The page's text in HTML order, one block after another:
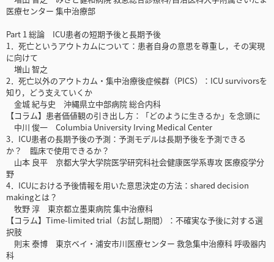
医療センター 集中治療部
Part 1 総論 ICU患者の短期予後と長期予後
1．死亡というアウトカムについて：患者自身の意思を尊重し，その実現
に向けて
増山 智之
2．死亡以外のアウトカム・集中治療後症候群（PICS）：ICU survivorsを
知り，どう支えていくか
金城 紀与史 沖縄県立中部病院 総合内科
【コラム】患者価値観の引き出し方：「どのように生きるか」を念頭に
中川 俊一 Columbia University Irving Medical Center
3．ICU患者の長期予後の予測：予測モデルは長期予後を予測できる
か？ 臨床で使用できるか？
山本 良平 京都大学大学院医学研究科社会健康医学系専攻 医療疫学分
野
4．ICUにおける予後情報を用いた意思決定の方法：shared decision
makingとは？
牧野 淳 東京都立墨東病院 集中治療科
【コラム】Time-limited trial（お試し期間）：不確実な予後に対する選
択肢
則末 泰博 東京ベイ・浦安市川医療センター 救急集中治療科 呼吸器内
科